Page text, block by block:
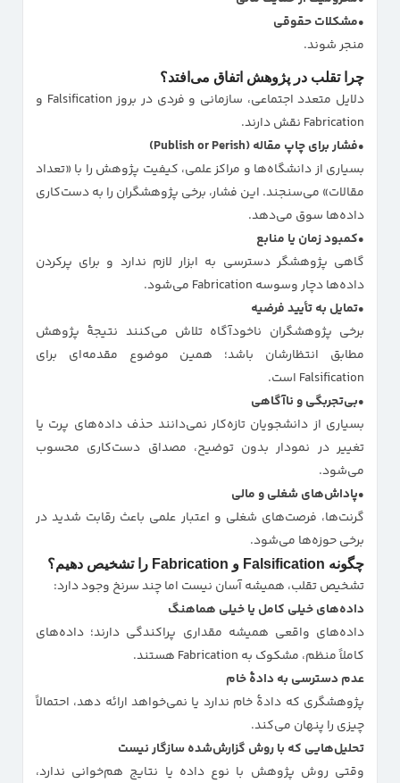
مشکلات حقوقی
منجر شوند.
چرا تقلب در پژوهش اتفاق می‌افتد؟
دلایل متعدد اجتماعی، سازمانی و فردی در بروز Falsification و
Fabrication نقش دارند.
فشار برای چاپ مقاله (Publish or Perish)
بسیاری از دانشگاه‌ها و مراکز علمی، کیفیت پژوهش را با «تعداد
مقالات» می‌سنجند. این فشار، برخی پژوهشگران را به دست‌کاری
داده‌ها سوق می‌دهد.
کمبود زمان یا منابع
گاهی پژوهشگر دسترسی به ابزار لازم ندارد و برای پرکردن
داده‌ها دچار وسوسه Fabrication می‌شود.
تمایل به تأیید فرضیه
برخی پژوهشگران ناخودآگاه تلاش می‌کنند نتیجهٔ پژوهش
مطابق انتظارشان باشد؛ همین موضوع مقدمه‌ای برای
Falsification است.
بی‌تجربگی و ناآگاهی
بسیاری از دانشجویان تازه‌کار نمی‌دانند حذف داده‌های پرت یا
تغییر در نمودار بدون توضیح، مصداق دست‌کاری محسوب
می‌شود.
پاداش‌های شغلی و مالی
گرنت‌ها، فرصت‌های شغلی و اعتبار علمی باعث رقابت شدید در
برخی حوزه‌ها می‌شود.
چگونه Falsification و Fabrication را تشخیص دهیم؟
تشخیص تقلب، همیشه آسان نیست اما چند سرنخ وجود دارد:
داده‌های خیلی کامل یا خیلی هماهنگ
داده‌های واقعی همیشه مقداری پراکندگی دارند؛ داده‌های
کاملاً منظم، مشکوک به Fabrication هستند.
عدم دسترسی به دادهٔ خام
پژوهشگری که دادهٔ خام ندارد یا نمی‌خواهد ارائه دهد، احتمالاً
چیزی را پنهان می‌کند.
تحلیل‌هایی که با روش گزارش‌شده سازگار نیست
وقتی روش پژوهش با نوع داده یا نتایج هم‌خوانی ندارد،